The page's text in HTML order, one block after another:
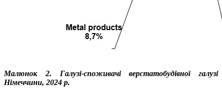
Малюнок
2. Галузі-споживачі верстатобудівної галузі
Німеччини, 2024 р.